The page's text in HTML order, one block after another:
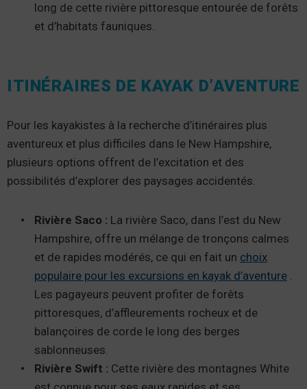
long de cette rivière pittoresque entourée de forêts
et d’habitats fauniques.
ITINÉRAIRES DE KAYAK D’AVENTURE
Pour les kayakistes à la recherche d’itinéraires plus
aventureux et plus difficiles dans le New Hampshire,
plusieurs options offrent de l’excitation et des
possibilités d’explorer des paysages accidentés.
Rivière Saco : La rivière Saco, dans l’est du New
Hampshire, offre un mélange de tronçons calmes
et de rapides modérés, ce qui en fait un choix
populaire pour les excursions en kayak d’aventure .
Les pagayeurs peuvent profiter de forêts
pittoresques, d’affleurements rocheux et de
balançoires de corde le long des berges
sablonneuses.
Rivière Swift : Cette rivière des montagnes White